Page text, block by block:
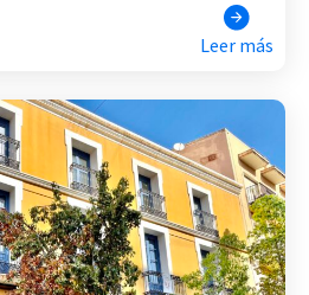
Leer más